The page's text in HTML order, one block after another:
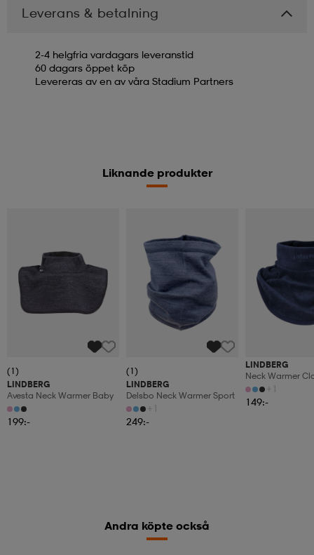
Leverans & betalning
2-4 helgfria vardagars leveranstid
60 dagars öppet köp
Levereras av en av våra Stadium Partners
Liknande produkter
(1)
LINDBERG
Avesta Neck Warmer Baby
199:-
(1)
LINDBERG
Delsbo Neck Warmer Sport
+1
249:-
LINDBERG
Neck Warmer
+1
149:-
Andra köpte också